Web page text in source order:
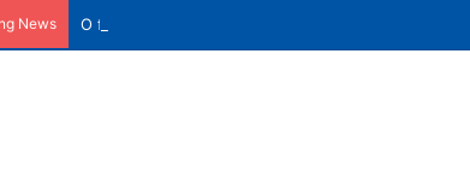
News O faptă bună pe săptămână: gesturi mici care